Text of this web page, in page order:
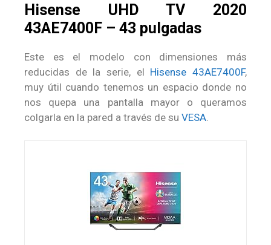
Hisense UHD TV 2020
43AE7400F – 43 pulgadas
Este es el modelo con dimensiones más
reducidas de la serie, el Hisense 43AE7400F,
muy útil cuando tenemos un espacio donde no
nos quepa una pantalla mayor o queramos
colgarla en la pared a través de su VESA